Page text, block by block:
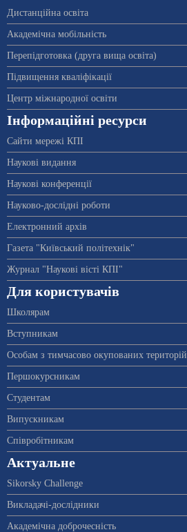
Дистанційна освіта
Академічна мобільність
Перепідготовка (друга вища освіта)
Підвищення кваліфікації
Центр міжнародної освіти
Інформаційні ресурси
Сайти мережі КПІ
Наукові видання
Наукові конференції
Науково-дослідні роботи
Електронний архів
Газета "Київський політехнік"
Журнал "Наукові вісті КПІ"
Для користувачів
Школярам
Вступникам
Особам з тимчасово окупованих територій
Першокурсникам
Студентам
Випускникам
Співробітникам
Актуальне
Sikorsky Challenge
Викладачі-дослідники
Академічна доброчесність